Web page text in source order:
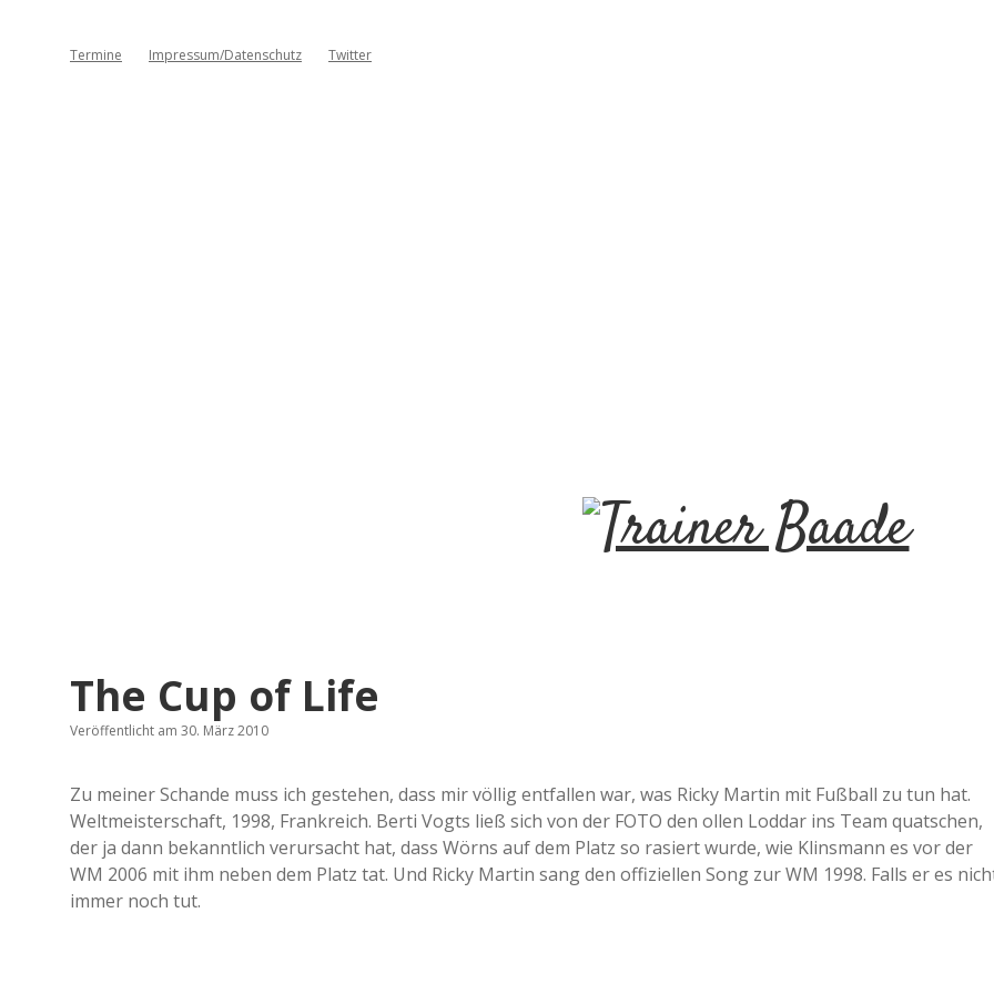
Termine Impressum/Datenschutz Twitter
T
n
e
The Cup of Life
Veröffentlicht am 30. März 2010
Zu meiner Schande muss ich gestehen, dass mir völlig entfallen war, was Ricky Martin mit Fußball zu tun hat.
Weltmeisterschaft, 1998, Frankreich. Berti Vogts ließ sich von der FOTO den ollen Loddar ins Team quatschen,
der ja dann bekanntlich verursacht hat, dass Wörns auf dem Platz so rasiert wurde, wie Klinsmann es vor der
WM 2006 mit ihm neben dem Platz tat. Und Ricky Martin sang den offiziellen Song zur WM 1998. Falls er es
immer noch tut.